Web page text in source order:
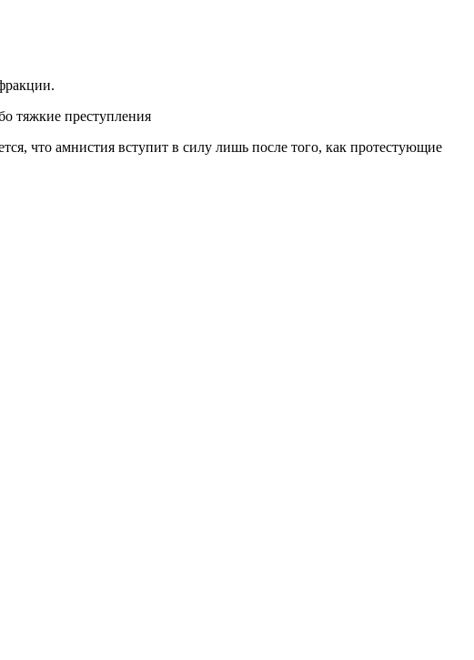
тяжкие преступления
что амнистия вступит в силу лишь после того, как протестующие